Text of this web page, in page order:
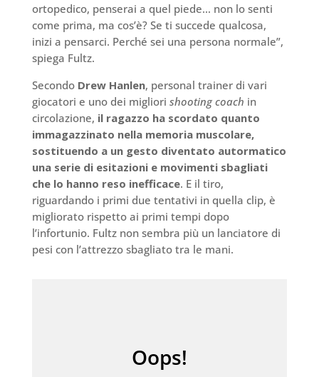
ortopedico, penserai a quel piede… non lo senti
come prima, ma cos’è? Se ti succede qualcosa,
inizi a pensarci. Perché sei una persona normale”,
spiega Fultz.
Secondo Drew Hanlen, personal trainer di vari
giocatori e uno dei migliori shooting coach in
circolazione, il ragazzo ha scordato quanto
immagazzinato nella memoria muscolare,
sostituendo a un gesto diventato autormatico
una serie di esitazioni e movimenti sbagliati
che lo hanno reso inefficace. E il tiro,
riguardando i primi due tentativi in quella clip, è
migliorato rispetto ai primi tempi dopo
l’infortunio. Fultz non sembra più un lanciatore di
pesi con l’attrezzo sbagliato tra le mani.